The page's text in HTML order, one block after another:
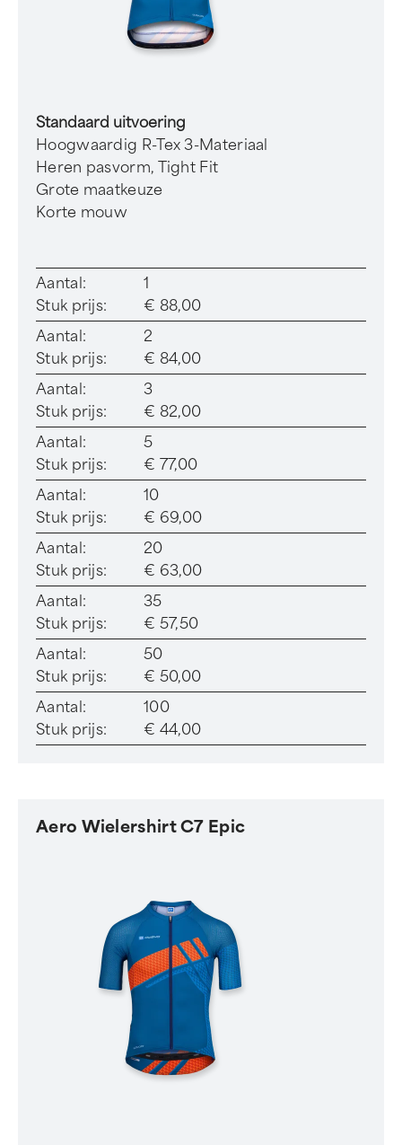
Standaard uitvoering
Hoogwaardig R-Tex 3-Materiaal
Heren pasvorm, Tight Fit
Grote maatkeuze
Korte mouw
Aantal:
1
Stuk prijs:
€ 88,00
Aantal:
2
Stuk prijs:
€ 84,00
Aantal:
3
Stuk prijs:
€ 82,00
Aantal:
5
Stuk prijs:
€ 77,00
Aantal:
10
Stuk prijs:
€ 69,00
Aantal:
20
Stuk prijs:
€ 63,00
Aantal:
35
Stuk prijs:
€ 57,50
Aantal:
50
Stuk prijs:
€ 50,00
Aantal:
100
Stuk prijs:
€ 44,00
Aero Wielershirt C7 Epic